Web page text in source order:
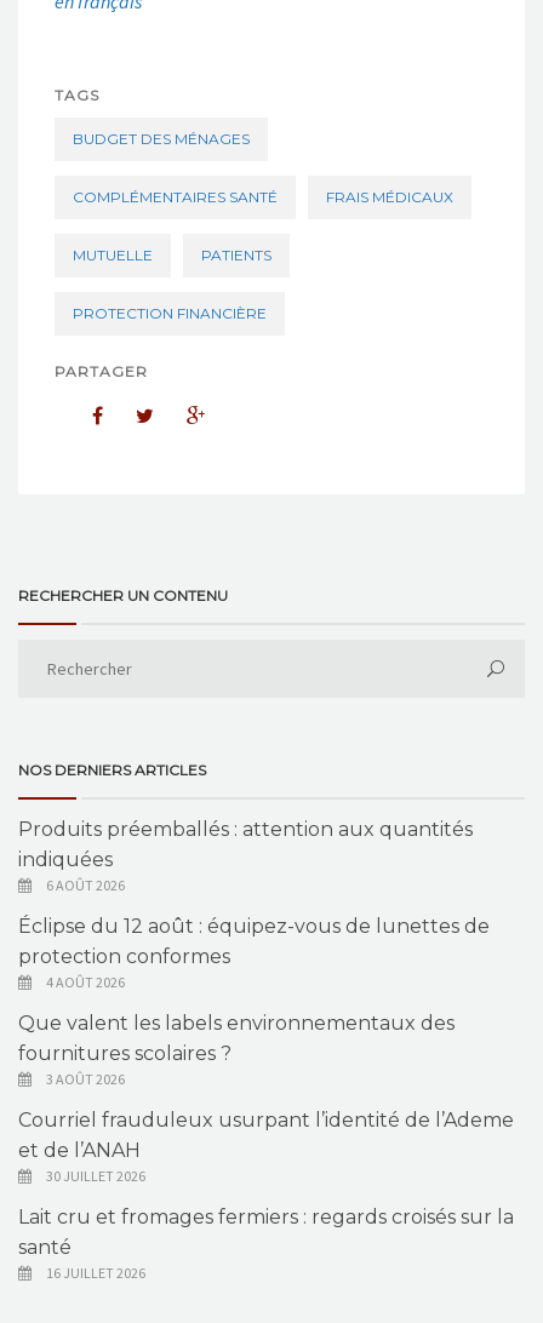
TAGS
BUDGET DES MÉNAGES
COMPLÉMENTAIRES SANTÉ FRAIS MÉDICAUX
MUTUELLE PATIENTS
PROTECTION FINANCIÈRE
PARTAGER
RECHERCHER UN CONTENU
NOS DERNIERS ARTICLES
Produits préemballés : attention aux quantités
indiquées
6 AOÛT 2026
Éclipse du 12 août : équipez-vous de lunettes de
protection conformes
4 AOÛT 2026
Que valent les labels environnementaux des
fournitures scolaires ?
3 AOÛT 2026
Courriel frauduleux usurpant l’identité de l’Ademe
et de l’ANAH
30 JUILLET 2026
Lait cru et fromages fermiers : regards croisés sur la
santé
16 JUILLET 2026